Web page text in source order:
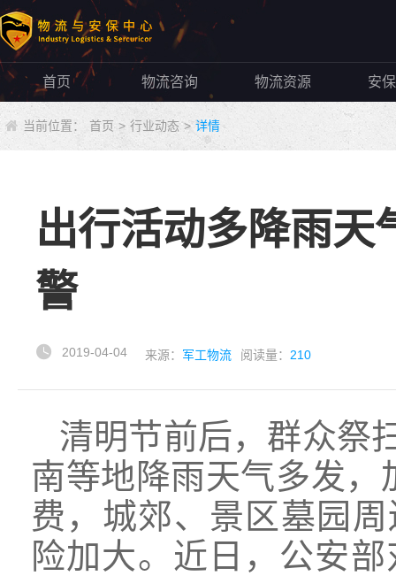
首页 物流咨询 物流资源 安
当前位置： 首页 > 行业动态 > 详情
出行活动多降雨天
警
2019-04-04 来源： 军工物流 阅读量： 210
清明节前后，群众祭
南等地降雨天气多发
费，城郊、景区墓园
险加大。近日，公安